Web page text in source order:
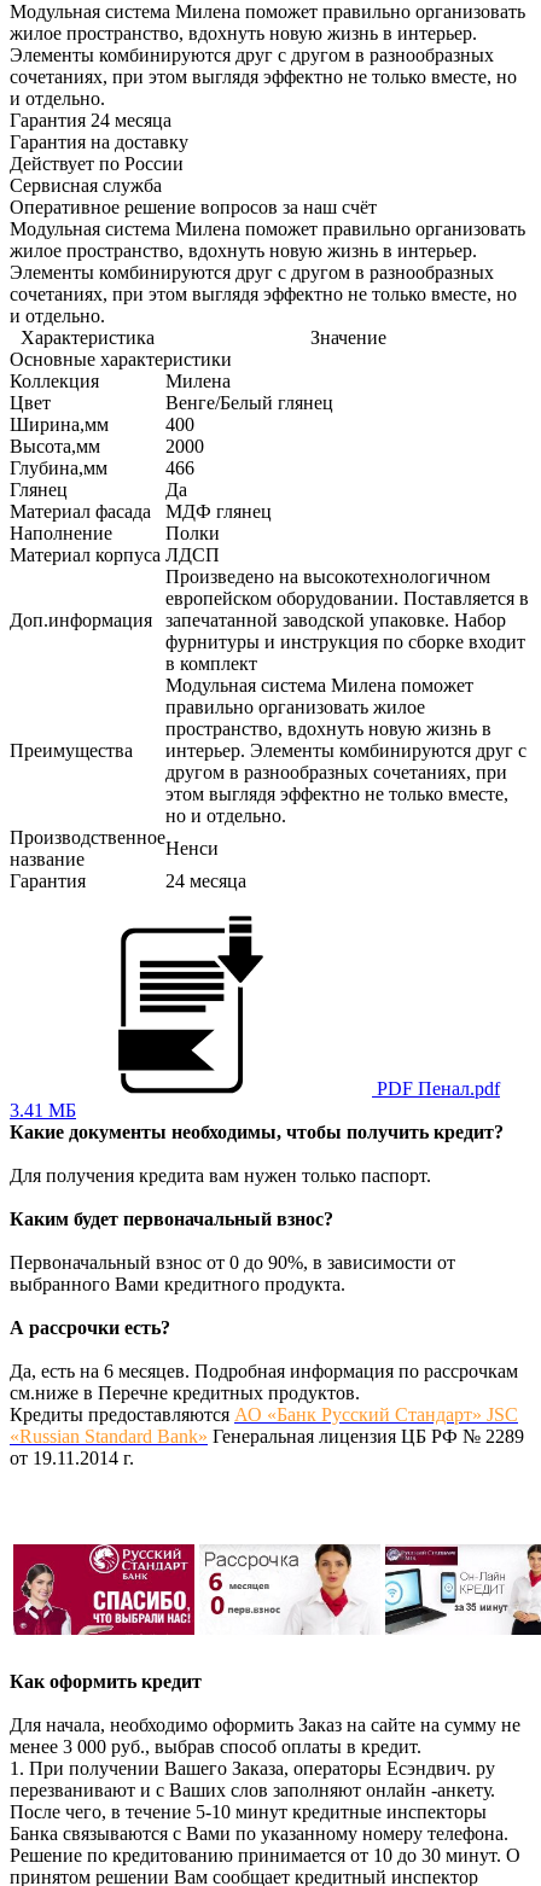
Модульная система Милена поможет правильно организовать
жилое пространство, вдохнуть новую жизнь в интерьер.
Элементы комбинируются друг с другом в разнообразных
сочетаниях, при этом выглядя эффектно не только вместе, но
и отдельно.
Гарантия 24 месяца
Гарантия на доставку
Действует по России
Сервисная служба
Оперативное решение вопросов за наш счёт
Модульная система Милена поможет правильно организовать
жилое пространство, вдохнуть новую жизнь в интерьер.
Элементы комбинируются друг с другом в разнообразных
сочетаниях, при этом выглядя эффектно не только вместе, но
и отдельно.
Характеристика
Значение
Основные характеристики
Коллекция
Милена
Цвет
Венге/Белый глянец
Ширина,мм
400
Высота,мм
2000
Глубина,мм
466
Глянец
Да
Материал фасада
МДФ глянец
Наполнение
Полки
Материал корпуса ЛДСП
Доп.информация
Произведено на высокотехнологичном
европейском оборудовании. Поставляется в
запечатанной заводской упаковке. Набор
фурнитуры и инструкция по сборке входит
в комплект
Преимущества
Модульная система Милена поможет
правильно организовать жилое
пространство, вдохнуть новую жизнь в
интерьер. Элементы комбинируются друг с
другом в разнообразных сочетаниях, при
этом выглядя эффектно не только вместе,
но и отдельно.
Производственное
название
Ненси
Гарантия
24 месяца
PDF Пенал.pdf
3.41 МБ
Какие документы необходимы, чтобы получить кредит?
Для получения кредита вам нужен только паспорт.
Каким будет первоначальный взнос?
Первоначальный взнос от 0 до 90%, в зависимости от
выбранного Вами кредитного продукта.
А рассрочки есть?
Да, есть на 6 месяцев. Подробная информация по рассрочкам
см.ниже в Перечне кредитных продуктов.
Кредиты предоставляются АО «Банк Русский Стандарт» JSC
«Russian Standard Bank» Генеральная лицензия ЦБ РФ № 2289
от 19.11.2014 г.
Как оформить кредит
Для начала, необходимо оформить Заказ на сайте на сумму не
менее 3 000 руб., выбрав способ оплаты в кредит.
1. При получении Вашего Заказа, операторы Есэндвич. ру
перезванивают и с Ваших слов заполняют онлайн -анкету.
После чего, в течение 5-10 минут кредитные инспекторы
Банка связываются с Вами по указанному номеру телефона.
Решение по кредитованию принимается от 10 до 30 минут. О
принятом решении Вам сообщает кредитный инспектор